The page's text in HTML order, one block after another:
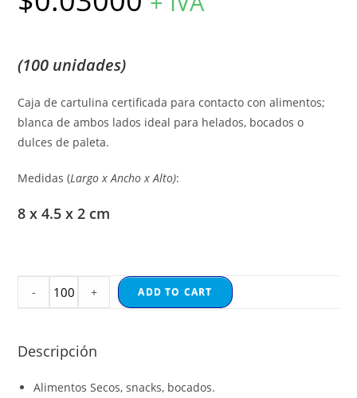
(100 unidades)
Caja de cartulina certificada para contacto con alimentos;
blanca de ambos lados ideal para helados, bocados o
dulces de paleta.
Medidas (Largo x Ancho x Alto):
8 x 4.5 x 2 cm
- + ADD TO CART
Descripción
Alimentos Secos, snacks, bocados.